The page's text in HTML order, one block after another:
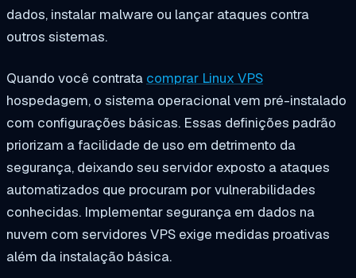
dados, instalar malware ou lançar ataques contra
outros sistemas.
Quando você contrata comprar Linux VPS
hospedagem, o sistema operacional vem pré-instalado
com configurações básicas. Essas definições padrão
priorizam a facilidade de uso em detrimento da
segurança, deixando seu servidor exposto a ataques
automatizados que procuram por vulnerabilidades
conhecidas. Implementar segurança em dados na
nuvem com servidores VPS exige medidas proativas
além da instalação básica.